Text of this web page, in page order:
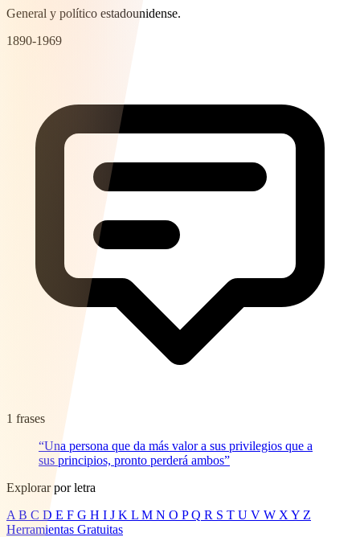
General y político estadounidense.
1890-1969
1 frases
“Una persona que da más valor a sus privilegios que a
sus principios, pronto perderá ambos”
Explorar por letra
A B C D E F G H I J K L M N O P Q R S T U V W X Y Z
Herramientas Gratuitas